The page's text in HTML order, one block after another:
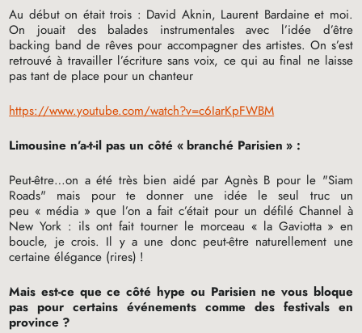
Au début on était trois : David Aknin, Laurent Bardaine et moi.
On jouait des balades instrumentales avec l’idée d’être
backing band de rêves pour accompagner des artistes. On s’est
retrouvé à travailler l’écriture sans voix, ce qui au final ne laisse
pas tant de place pour un chanteur
https://www.youtube.com/watch?v=c6IarKpFWBM
Limousine n’a-t-il pas un côté «branché Parisien » :
Peut-être…on a été très bien aidé par Agnès B pour le "Siam
Roads" mais pour te donner une idée le seul truc un
peu « média » que l’on a fait c’était pour un défilé Channel à
New York : ils ont fait tourner le morceau « la Gaviotta » en
boucle, je crois. Il y a une donc peut-être naturellement une
certaine élégance (rires) !
Mais est-ce que ce côté hype ou Parisien ne vous bloque
pas pour certains événements comme des festivals en
province ?